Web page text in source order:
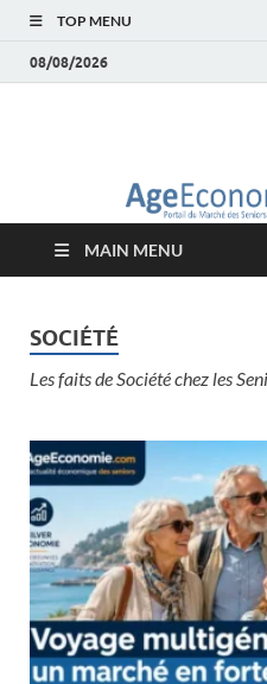
TOP MENU
08/08/2026
économie
desMAIN MENU
SOCIÉTÉ
Les faits de Société chez les